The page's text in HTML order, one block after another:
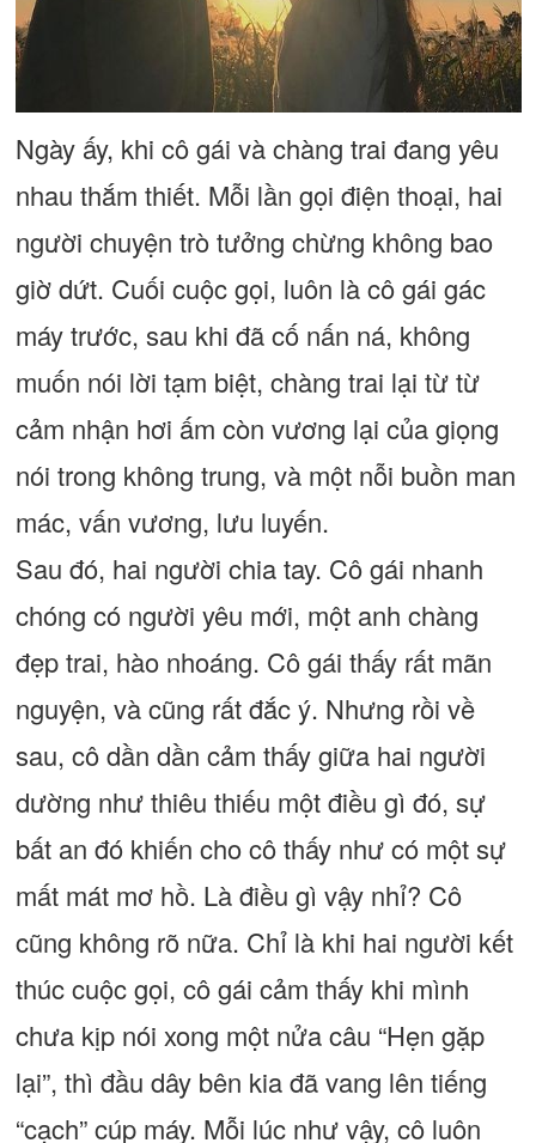
Ngày ấy, khi cô gái và chàng trai đang yêu
nhau thắm thiết. Mỗi lần gọi điện thoại, hai
người chuyện trò tưởng chừng không bao
giờ dứt. Cuối cuộc gọi, luôn là cô gái gác
máy trước, sau khi đã cố nấn ná, không
muốn nói lời tạm biệt, chàng trai lại từ từ
cảm nhận hơi ấm còn vương lại của giọng
nói trong không trung, và một nỗi buồn man
mác, vấn vương, lưu luyến.
Sau đó, hai người chia tay. Cô gái nhanh
chóng có người yêu mới, một anh chàng
đẹp trai, hào nhoáng. Cô gái thấy rất mãn
nguyện, và cũng rất đắc ý. Nhưng rồi về
sau, cô dần dần cảm thấy giữa hai người
dường như thiêu thiếu một điều gì đó, sự
bất an đó khiến cho cô thấy như có một sự
mất mát mơ hồ. Là điều gì vậy nhỉ? Cô
cũng không rõ nữa. Chỉ là khi hai người kết
thúc cuộc gọi, cô gái cảm thấy khi mình
chưa kịp nói xong một nửa câu “Hẹn gặp
lại”, thì đầu dây bên kia đã vang lên tiếng
“cạch” cúp máy. Mỗi lúc như vậy, cô luôn